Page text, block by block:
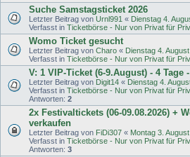
Suche Samstagsticket 2026
Letzter Beitrag von Urnl991 « Dienstag 4.
Verfasst in Ticketbörse - Nur von Privat für
Womo Ticket gesucht
Letzter Beitrag von Charo « Dienstag 4.
Verfasst in Ticketbörse - Nur von Privat für
V: 1 VIP-Ticket (6-9.August) - 4 Tage
Letzter Beitrag von Digit14 « Dienstag 4.
Verfasst in Ticketbörse - Nur von Privat für
Antworten: 2
2x Festivaltickets (06-09.08.2026) +
verkaufen
Letzter Beitrag von FiDi307 « Montag 3.
Verfasst in Ticketbörse - Nur von Privat für
Antworten: 3